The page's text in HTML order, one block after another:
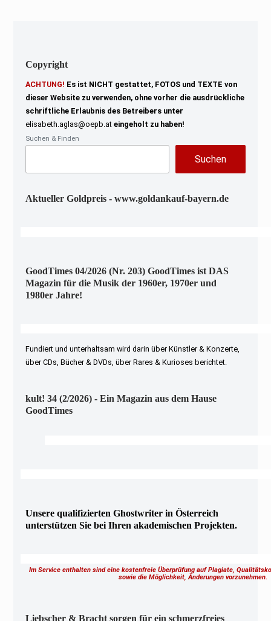
Copyright
ACHTUNG! Es ist NICHT gestattet, FOTOS und TEXTE von
dieser Website zu verwenden, ohne vorher die ausdrückliche
schriftliche Erlaubnis des Betreibers unter
elisabeth.aglas@oepb.at eingeholt zu haben!
Suchen & Finden
Suchen
Aktueller Goldpreis - www.goldankauf-bayern.de
GoodTimes 04/2026 (Nr. 203) GoodTimes ist DAS
Magazin für die Musik der 1960er, 1970er und
1980er Jahre!
Fundiert und unterhaltsam wird darin über Künstler & Konzerte,
über CDs, Bücher & DVDs, über Rares & Kurioses berichtet.
kult! 34 (2/2026) - Ein Magazin aus dem Hause
GoodTimes
Unsere qualifizierten Ghostwriter in Österreich
unterstützen Sie bei Ihren akademischen Projekten.
Im Service enthalten sind eine kostenfreie Überprüfung auf Plagiate,
sowie die Möglichkeit, Änderungen vorzunehmen.
Liebscher & Bracht sorgen für ein schmerzfreies